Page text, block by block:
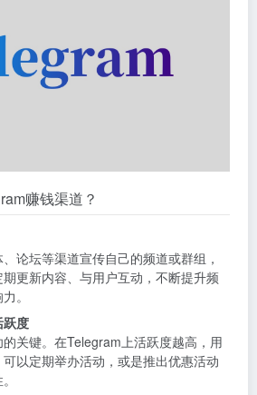
赚钱渠道？
论坛等渠道宣传自己的频道或群组，
更新内容、与用户互动，不断提升频
。
跃度
关键。在Telegram上活跃度越高，用
可以定期举办活动，或是推出优惠活动